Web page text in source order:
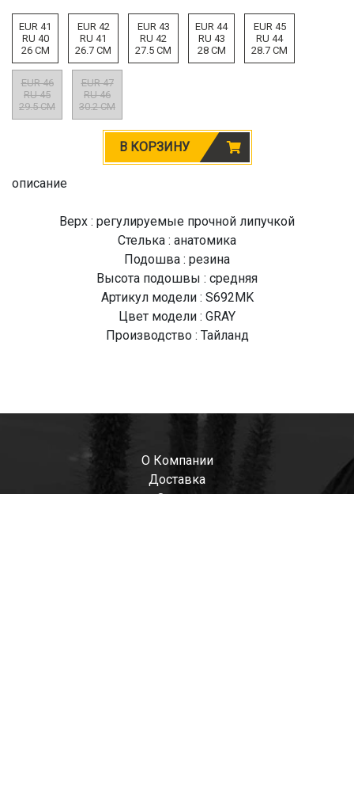
EUR 41
RU 40
26 CM
EUR 42
RU 41
26.7 CM
EUR 43
RU 42
27.5 CM
EUR 44
RU 43
28 CM
EUR 45
RU 44
28.7 CM
EUR 46
RU 45
29.5 CM
EUR 47
RU 46
30.2 CM
В КОРЗИНУ
описание
Верх : регулируемые прочной липучкой
Стелька : анатомика
Подошва : резина
Высота подошвы : средняя
Артикул модели : S692MK
Цвет модели : GRAY
Производство : Тайланд
О Компании
Доставка
Оплата